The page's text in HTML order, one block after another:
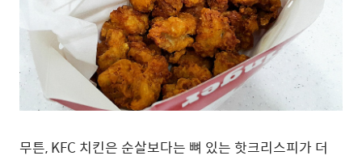
무튼, KFC 치킨은 순살보다는 뼈 있는 핫크리스피가 더